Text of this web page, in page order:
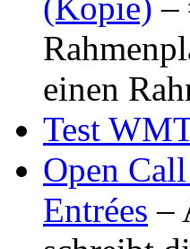
einen
Test
Open
Entrées –